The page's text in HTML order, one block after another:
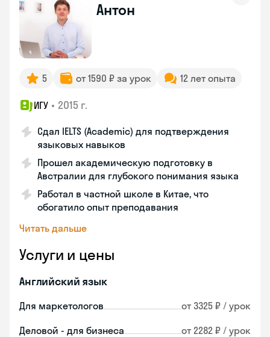
Антон
5 от 1590 ₽ за урок 12 лет опыта
ИГУ • 2015 г.
Сдал IELTS (Academic) для подтверждения
языковых навыков
Прошел академическую подготовку в
Австралии для глубокого понимания языка
Работал в частной школе в Китае, что
обогатило опыт преподавания
Читать дальше
Услуги и цены
Английский язык
Для маркетологов от 3325 ₽ / урок
Деловой - для бизнеса от 2282 ₽ / урок